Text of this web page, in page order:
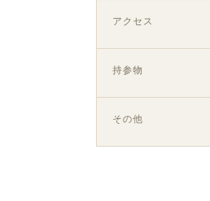
アクセス
持参物
その他